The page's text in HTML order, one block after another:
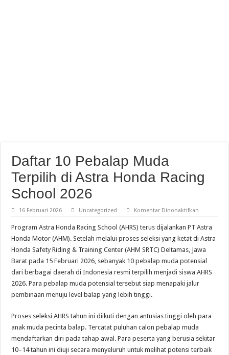
Daftar 10 Pebalap Muda
Terpilih di Astra Honda Racing
School 2026
16 Februari 2026 Uncategorized Komentar Dinonaktifkan
Pebalap
Muda
Terpilih
di
Honda
Racing
School
2026
Program Astra Honda Racing School (AHRS) terus dijalankan PT Astra
Honda Motor (AHM). Setelah melalui proses seleksi yang ketat di Astra
Honda Safety Riding & Training Center (AHM SRTC) Deltamas, Jawa
Barat pada 15 Februari 2026, sebanyak 10 pebalap muda potensial
dari berbagai daerah di Indonesia resmi terpilih menjadi siswa AHRS
2026. Para pebalap muda potensial tersebut siap menapaki jalur
pembinaan menuju level balap yang lebih tinggi.
Proses seleksi AHRS tahun ini diikuti dengan antusias tinggi oleh para
anak muda pecinta balap. Tercatat puluhan calon pebalap muda
mendaftarkan diri pada tahap awal. Para peserta yang berusia sekitar
10–14 tahun ini diuji secara menyeluruh untuk melihat potensi terbaik